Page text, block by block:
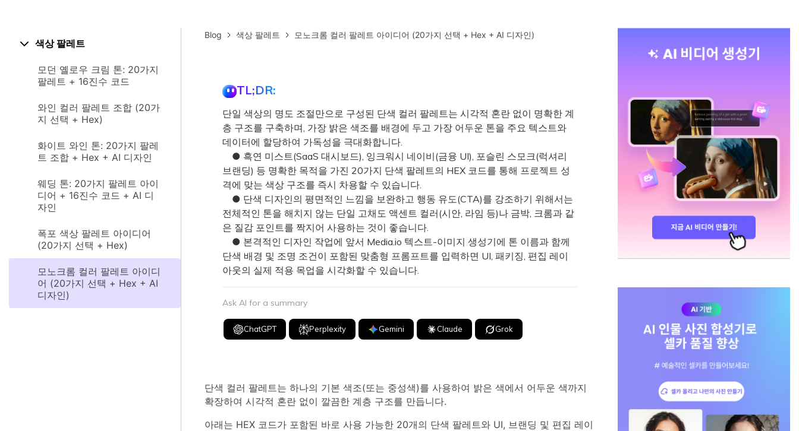
색상 팔레트
모던 옐로우 크림 톤: 20가지
팔레트 + 16진수 코드
와인 컬러 팔레트 조합 (20가
지 선택 + Hex)
화이트 와인 톤: 20가지 팔레
트 조합 + Hex + AI 디자인
웨딩 톤: 20가지 팔레트 아이
디어 + 16진수 코드 + AI 디
자인
폭포 색상 팔레트 아이디어
(20가지 선택 + Hex)
모노크롬 컬러 팔레트 아이디
어 (20가지 선택 + Hex + AI
디자인)
Blog 색상 팔레트 모노크롬 컬러 팔레트 아이디어 (20가지 선택 + Hex + AI 디자인)
TL;DR:
단일 색상의 명도 조절만으로 구성된 단색 컬러 팔레트는 시각적 혼란 없이 명확한 계
층 구조를 구축하며, 가장 밝은 색조를 배경에 두고 가장 어두운 톤을 주요 텍스트와
데이터에 할당하여 가독성을 극대화합니다.
● 흑연 미스트(SaaS 대시보드), 잉크워시 네이비(금융 UI), 포슬린 스모크(럭셔리
브랜딩) 등 명확한 목적을 가진 20가지 단색 팔레트의 HEX 코드를 통해 프로젝트 성
격에 맞는 색상 구조를 즉시 차용할 수 있습니다.
● 단색 디자인의 평면적인 느낌을 보완하고 행동 유도(CTA)를 강조하기 위해서는
전체적인 톤을 해치지 않는 단일 고채도 액센트 컬러(시안, 라임 등)나 금박, 크롬과 같
은 질감 포인트를 짝지어 사용하는 것이 좋습니다.
● 본격적인 디자인 작업에 앞서 Media.io 텍스트-이미지 생성기에 톤 이름과 함께
단색 배경 및 조명 조건이 포함된 맞춤형 프롬프트를 입력하면 UI, 패키징, 편집 레이
아웃의 실제 적용 목업을 시각화할 수 있습니다.
Ask AI for a summary
ChatGPT Perplexity Gemini Claude Grok
단색 컬러 팔레트는 하나의 기본 색조(또는 중성색)를 사용하여 밝은 색에서 어두운 색까지
확장하여 시각적 혼란 없이 깔끔한 계층 구조를 만듭니다.
아래는 HEX 코드가 포함된 바로 사용 가능한 20개의 단색 팔레트와 UI, 브랜딩 및 편집 레이